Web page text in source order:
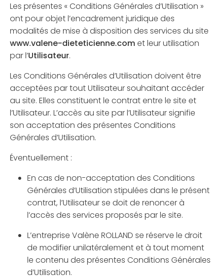
Les présentes « Conditions Générales d’Utilisation »
ont pour objet l’encadrement juridique des
modalités de mise à disposition des services du site
www.valene-dieteticienne.comet leur utilisation
par l’Utilisateur.
Les Conditions Générales d’Utilisation doivent être
acceptées par tout Utilisateur souhaitant accéder
au site. Elles constituent le contrat entre le site et
l’Utilisateur. L’accès au site par l’Utilisateur signifie
son acceptation des présentes Conditions
Générales d’Utilisation.
Éventuellement :
En cas de non-acceptation des Conditions
Générales d’Utilisation stipulées dans le présent
contrat, l’Utilisateur se doit de renoncer à
l’accès des services proposés par le site.
L’entreprise Valène ROLLAND se réserve le droit
de modifier unilatéralement et à tout moment
le contenu des présentes Conditions Générales
d’Utilisation.